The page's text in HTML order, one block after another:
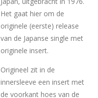
Het gaat hier om de
originele (eerste) release
van de Japanse single met
originele insert.
Origineel zit in de
innersleeve een insert met
de voorkant hoes van de